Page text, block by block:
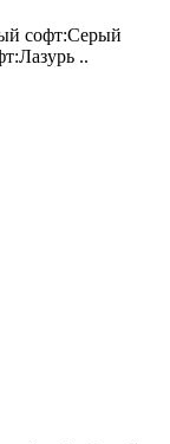
софт:Серый
..